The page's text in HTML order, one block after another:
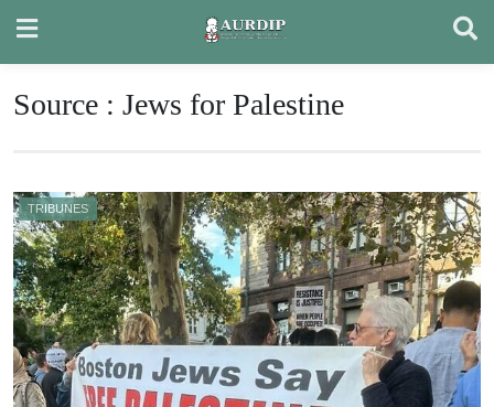
content
Source : Jews for Palestine
TRIBUNES